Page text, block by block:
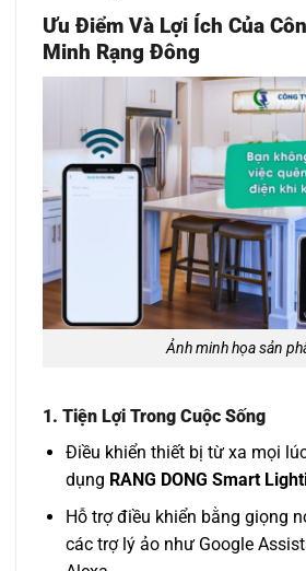
Ưu Điểm Và Lợi Ích Của
Minh Rạng Đông
Ảnh minh họa sản
1. Tiện Lợi Trong Cuộc Sống
Điều khiển thiết bị từ xa mọi
dụng RANG DONG Smart
Hỗ trợ điều khiển bằng giọng
các trợ lý ảo như Google